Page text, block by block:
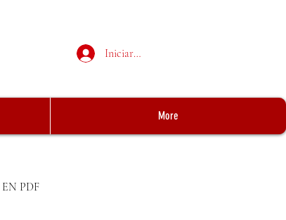
Iniciar sesión
More
PDF